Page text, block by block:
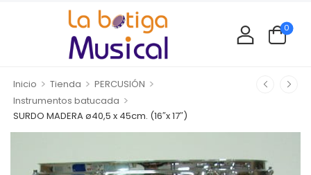
0
Inicio > Tienda > PERCUSIÓN >
Instrumentos batucada >
SURDO MADERA ø40,5 x 45cm. (16″x 17″)